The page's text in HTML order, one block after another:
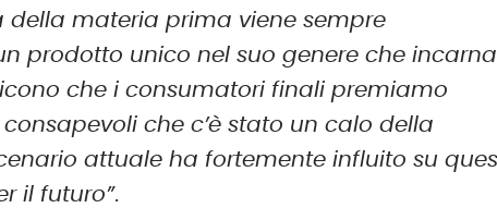
della materia prima viene sempre
prodotto unico nel suo genere che
che i consumatori finali premiamo
che c’è stato un calo della
attuale ha fortemente influito su
il futuro”.